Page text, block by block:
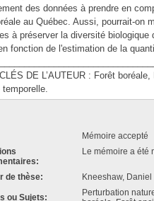
des données à prendre en
au Québec. Aussi, pourrait-on
à préserver la diversité
fonction de l'estimation de la
DE L’AUTEUR : Forêt
temporelle.
Mémoire accepté
Le mémoire a été
de thèse: Kneeshaw, Daniel
ou Sujets:
Perturbation